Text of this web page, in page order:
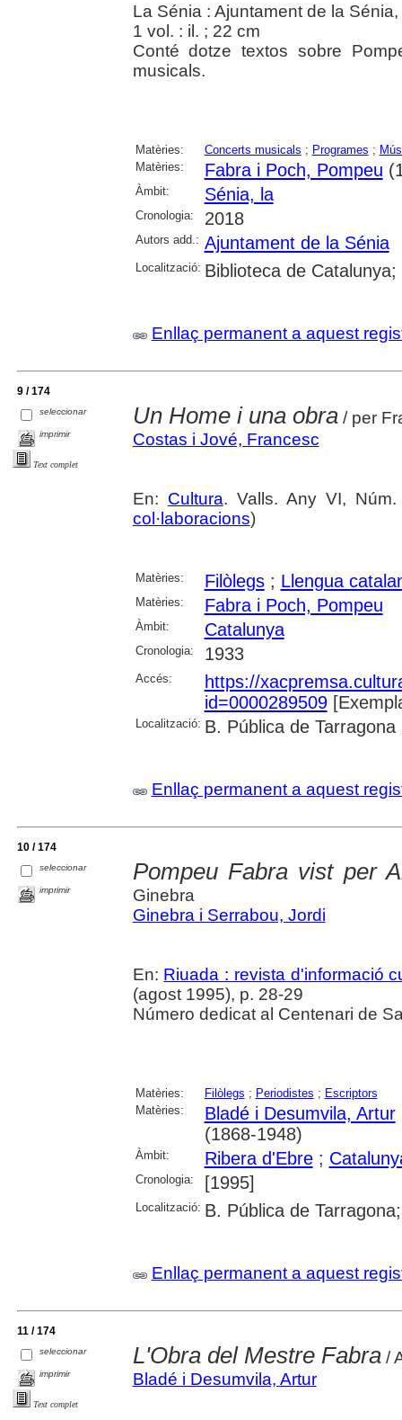
La Sénia : Ajuntament de la
1 vol. : il. ; 22 cm
Conté dotze textos sobre
musicals.
Matèries: Concerts musicals ; Programes ;
Matèries:
Fabra i Poch, Pompeu
Àmbit: Sénia, la
Cronologia: 2018
Autors add.: Ajuntament de la Sénia
Localització: Biblioteca de
Enllaç permanent a aquest
9 / 174
seleccionar
imprimir
Text complet
Un Home i una obra/ per
Costas i Jové, Francesc
En: Cultura. Valls. Any VI,
col·laboracions)
Matèries: Filòlegs; Llengua
Matèries: Fabra i Poch, Pompeu
Àmbit: Catalunya
Cronologia: 1933
Accés:
https://
id=0000289509
Localització: B. Pública de Tarragona
Enllaç permanent a aquest
10 / 174
seleccionar
imprimir
Pompeu Fabra vist per
Ginebra
Ginebra i Serrabou, Jordi
En: Riuada : revista d'informació
(agost 1995), p. 28-29
Número dedicat al Centenari de
Matèries: Filòlegs ; Periodistes ; Escriptors
Matèries:
Bladé i Desumvila, Artur
(1868-1948)
Àmbit: Ribera d'Ebre;
Cronologia: [1995]
Localització: B. Pública de
Enllaç permanent a aquest
11 / 174
seleccionar
imprimir
Text complet
L'Obra del Mestre Fabra/
Bladé i Desumvila, Artur